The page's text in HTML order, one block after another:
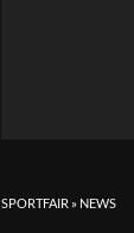
SPORTFAIR » NEWS